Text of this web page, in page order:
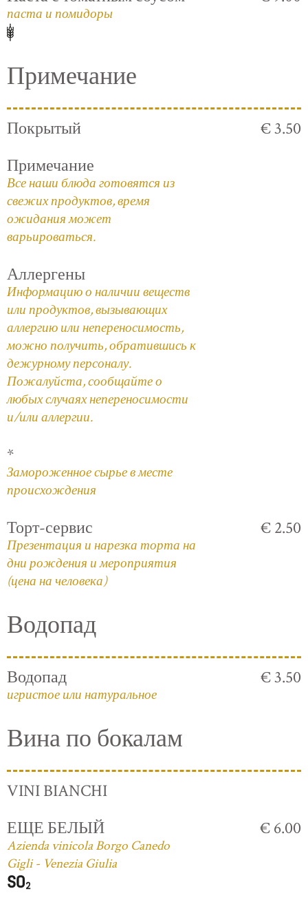
паста и помидоры
Примечание
Покрытый
€ 3.50
Примечание
Все наши блюда готовятся из
свежих продуктов, время
ожидания может
варьироваться.
Аллергены
Информацию о наличии веществ
или продуктов, вызывающих
аллергию или непереносимость,
можно получить, обратившись к
дежурному персоналу.
Пожалуйста, сообщайте о
любых случаях непереносимости
и/или аллергии.
*
Замороженное сырье в месте
происхождения
Торт-сервис
Презентация и нарезка торта на
дни рождения и мероприятия
(цена на человека)
€ 2.50
Водопад
Водопад
игристое или натуральное
€ 3.50
Вина по бокалам
VINI BIANCHI
ЕЩЕ БЕЛЫЙ
Azienda vinicola Borgo Canedo
Gigli - Venezia Giulia
€ 6.00